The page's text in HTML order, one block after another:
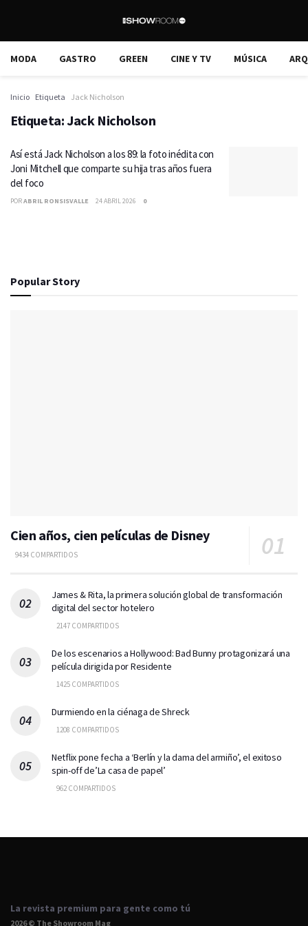
MODA GASTRO GREEN CINE Y TV MÚSICA
Inicio Etiqueta Jack Nicholson
Etiqueta:Jack Nicholson
Así está Jack Nicholson a los 89: la foto inédita con
Joni Mitchell que comparte su hija tras años fuera
del foco
PORABRIL RONSISVALLE 24 ABRIL 2026 0
Popular Story
Cien años, cien películas de Disney
9434 COMPARTIDOS
James & Rita, la primera solución global de transformación
digital del sector hotelero
2147 COMPARTIDOS
De los escenarios a Hollywood: Bad Bunny protagonizará una
película dirigida por Residente
1425 COMPARTIDOS
Durmiendo en la ciénaga de Shreck
1208 COMPARTIDOS
Netflix pone fecha a ‘Berlín y la dama del armiño’, el exitoso
spin-off de’La casa de papel’
962 COMPARTIDOS
La revista premium para gente como tú
2026 © The Showroom Mag